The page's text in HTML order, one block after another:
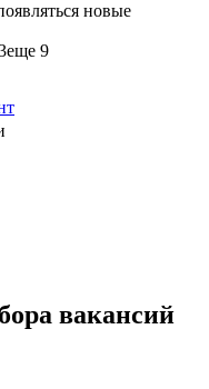
новые
еще 9
вакансий